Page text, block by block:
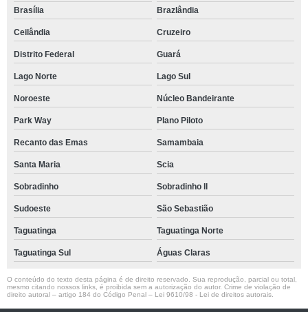
Brasília
Brazlândia
Ceilândia Cruzeiro
Distrito Federal Guará
Lago Norte Lago Sul
Noroeste Núcleo Bandeirante
Park Way Plano Piloto
Recanto das Emas Samambaia
Santa Maria Scia
Sobradinho Sobradinho ll
Sudoeste São Sebastião
Taguatinga Taguatinga Norte
Taguatinga Sul Águas Claras
O conteúdo do texto desta página é de direito reservado. Sua reprodução, parcial ou total,
mesmo citando nossos links, é proibida sem a autorização do autor. Crime de violação de
direito autoral – artigo 184 do Código Penal – Lei 9610/98 - Lei de direitos autorais